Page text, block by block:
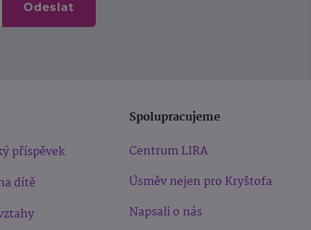
Odeslat
příspěvek
dítě
Spolupracujeme
Centrum LIRA
Úsměv nejen pro Kryštofa
Napsali o nás